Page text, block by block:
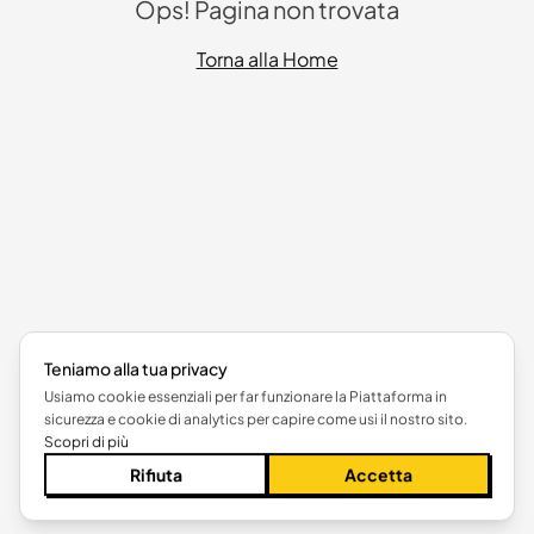
Ops! Pagina non trovata
Torna alla Home
Teniamo alla tua privacy
Usiamo cookie essenziali per far funzionare la Piattaforma in
sicurezza e cookie di analytics per capire come usi il nostro sito.
Scopri di più
Rifiuta Accetta